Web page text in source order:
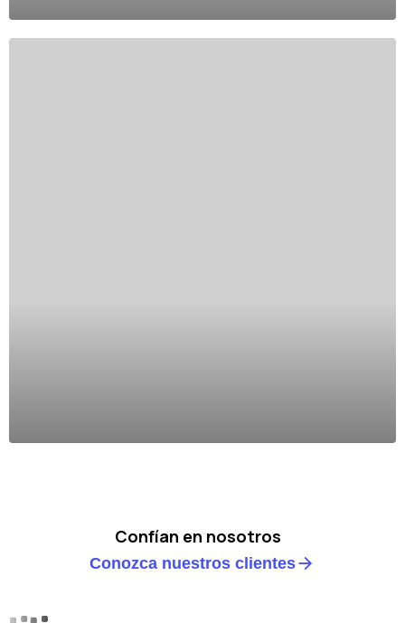
Confían en nosotros
Conozca nuestros clientes